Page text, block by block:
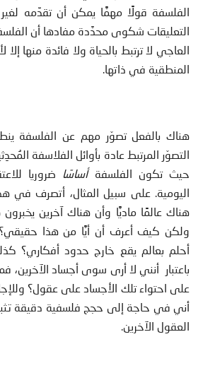
الفلسفة قولًا مهمًّا يمكن أن تقدِّمه
التعليقات شكوى محدَّدة مفادها أن
العاجي لا ترتبط بالحياة ولا فائدة منها إلا
المنطقية في ذاتها.
هناك بالفعل تصوّر مهم عن الفلسفة
التصوّر المرتبط عادة بأوائل الفلاسفة
حيث تكون الفلسفةأساسًا ضروريا
اليومية. على سبيل المثال، أتصرف في
هناك عالمًا ماديًّا وأن هناك آخرين يخبرون
ولكن كيف أعرف أن أيًّا من هذا
أحلم بعالم يقع خارج حدود أفكاري؟
باعتبار أنني لا أرى سوى أجساد الآخرين،
على احتواء تلك الأجساد على عقول؟
أني في حاجة إلى حجج فلسفية دقيقة
العقول الآخرين.